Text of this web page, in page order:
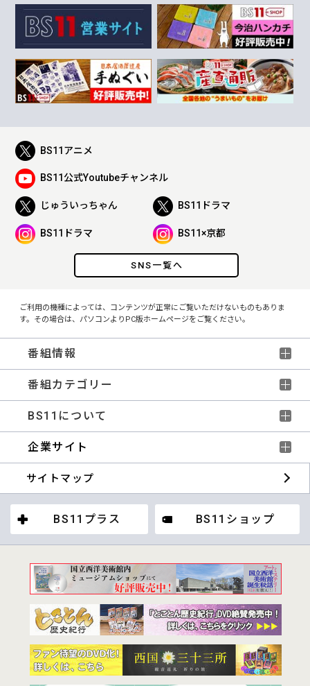
SNS一覧へ
BS11アニメ
BS11公式Youtubeチャンネル
じゅういっちゃん BS11ドラマ
BS11ドラマ BS11×京都
ご利用の機種によっては、コンテンツが正常にご覧いただけないものもありま
す。その場合は、パソコンよりPC版ホームページをご覧ください。
番組情報
番組カテゴリー
BS11について
企業サイト
サイトマップ
BS11プラス BS11ショップ